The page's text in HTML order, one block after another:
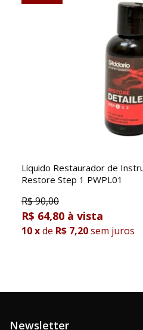
Líquido Restaurador de
Restore Step 1 PWPL01
R$90,00
R$ 64,80
10xde R$ 7,20sem juros
Newsletter